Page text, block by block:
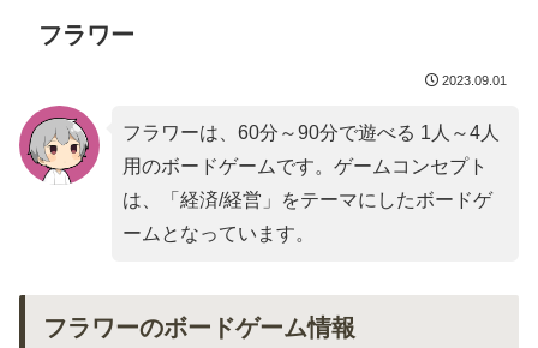
フラワー
2023.09.01
フラワーは、60分～90分で遊べる 1人～4人
用のボードゲームです。ゲームコンセプト
は、「 経済/経営 」をテーマにしたボードゲ
ームとなっています。
フラワーのボードゲーム情報